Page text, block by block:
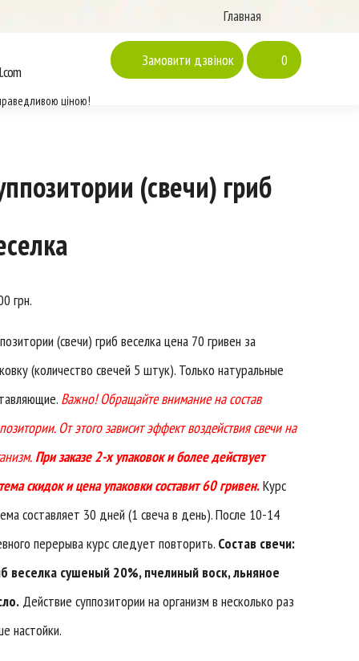
Главная
ціною!
Замовити дзвінок 0
(свечи) гриб
грн.
(свечи) гриб веселка цена 70 гривен за
(количество свечей 5 штук). Только натуральные
Важно! Обращайте внимание на состав
От этого зависит эффект воздействия свечи на
При заказе 2-х упаковок и более действует
скидок и цена упаковки составит 60 гривен.Курс
составляет 30 дней (1 свеча в день). После 10-14
перерыва курс следует повторить. Состав свечи:
веселка сушеный 20%, пчелиный воск, льняное
Действие суппозитории на организм в несколько раз
настойки.